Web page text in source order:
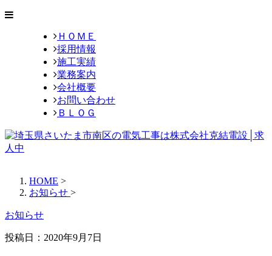
ＨＯＭＥ
採用情報
施工実績
業務案内
会社概要
お問い合わせ
ＢＬＯＧ
HOME >
お知らせ >
お知らせ
投稿日：2020年9月7日